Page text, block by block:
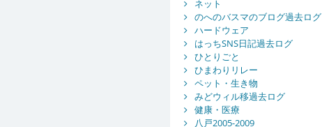
ネット
のへのバスマのブログ過去ログ
ハードウェア
はっちSNS日記過去ログ
ひとりごと
ひまわりリレー
ペット・生き物
みどウィル移過去ログ
健康・医療
八戸2005-2009